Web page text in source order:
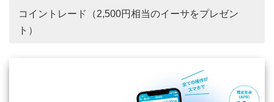
コイントレード（2,500円相当のイーサをプレゼン
ト）